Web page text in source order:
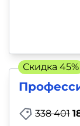
338 401
Скидка 45%